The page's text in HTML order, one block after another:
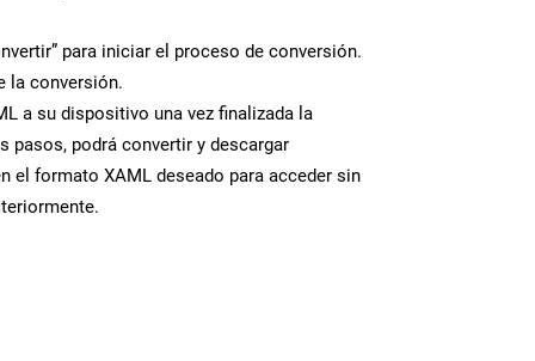
para iniciar el proceso de conversión.
la conversión.
a su dispositivo una vez finalizada la
pasos, podrá convertir y descargar
el formato XAML deseado para acceder sin